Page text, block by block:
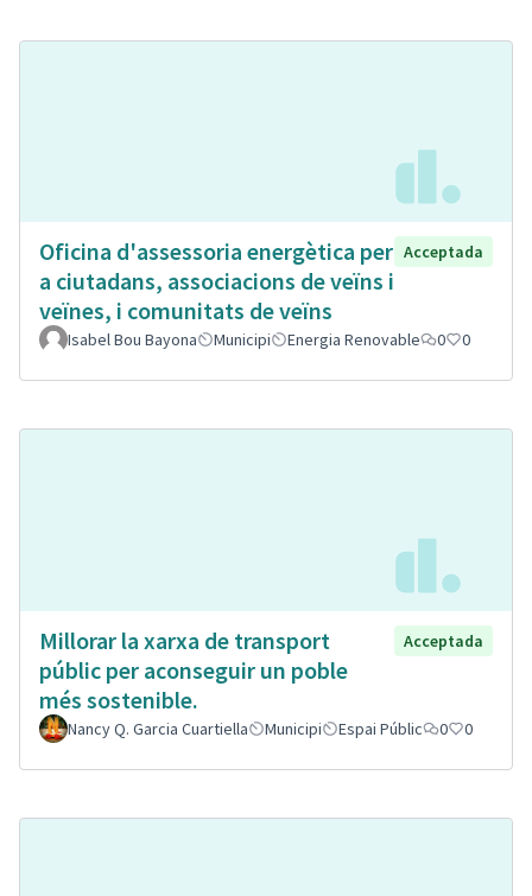
Oficina d'assessoria energètica per
a ciutadans, associacions de veïns i
veïnes, i comunitats de veïns
Acceptada
Isabel Bou Bayona Municipi Energia Renovable 0 0
Millorar la xarxa de transport
públic per aconseguir un poble
més sostenible.
Acceptada
Nancy Q. Garcia Cuartiella Municipi Espai Públic 0 0